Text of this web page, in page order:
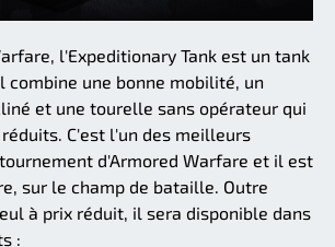
l'Expeditionary Tank est un tank
combine une bonne mobilité, un
et une tourelle sans opérateur qui
C'est l'un des meilleurs
d'Armored Warfare et il est
sur le champ de bataille. Outre
à prix réduit, il sera disponible dans
: